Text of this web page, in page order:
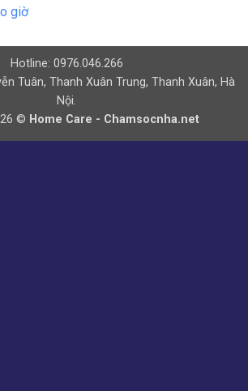
giờ
Hotline: 0976.046.266
Tuân, Thanh Xuân Trung, Thanh Xuân, Hà
Nội.
© Home Care - Chamsocnha.net